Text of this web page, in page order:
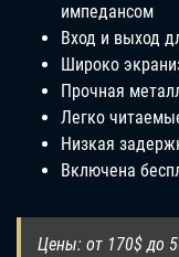
импедансом
Вход и выход
Широко
Прочная
Легко
Низкая
Включена
Цены: от 170$ до